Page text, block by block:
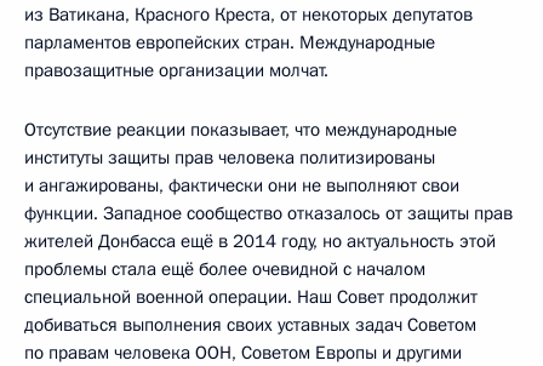
из Ватикана, Красного Креста, от некоторых депутатов
парламентов европейских стран. Международные
правозащитные организации молчат.
Отсутствие реакции показывает, что международные
институты защиты прав человека политизированы
и ангажированы, фактически они не выполняют свои
функции. Западное сообщество отказалось от защиты прав
жителей Донбасса ещё в 2014 году, но актуальность этой
проблемы стала ещё более очевидной с началом
специальной военной операции. Наш Совет продолжит
добиваться выполнения своих уставных задач Советом
по правам человека ООН, Советом Европы и другими